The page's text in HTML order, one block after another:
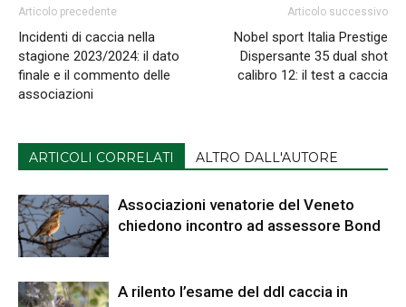
Articolo precedente
Incidenti di caccia nella
stagione 2023/2024: il dato
finale e il commento delle
associazioni
Articolo successivo
Nobel sport Italia Prestige
Dispersante 35 dual shot
calibro 12: il test a caccia
ARTICOLI CORRELATI ALTRO DALL'AUTORE
Associazioni venatorie del Veneto
chiedono incontro ad assessore Bond
A rilento l’esame del ddl caccia in